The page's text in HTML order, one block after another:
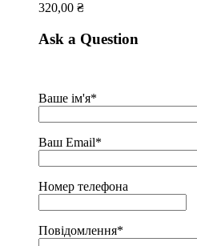
320,00 ₴
Ask a Question
Ваше ім'я*
Ваш Email*
Номер телефона
Повідомлення*